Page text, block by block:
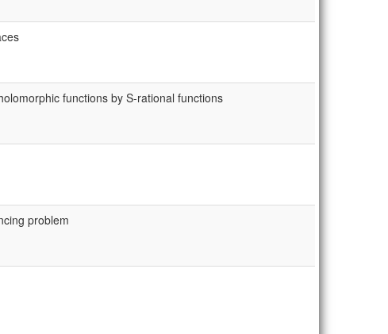
functions by S-rational functions
problem